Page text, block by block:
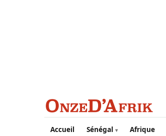
Aller au contenu principal
Accueil Sénégal Afrique